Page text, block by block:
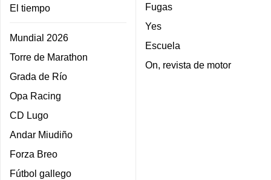
El tiempo
Mundial 2026
Torre de Marathon
Grada de Río
Opa Racing
CD Lugo
Andar Miudiño
Forza Breo
Fútbol gallego
Fugas
Yes
Escuela
On, revista de motor